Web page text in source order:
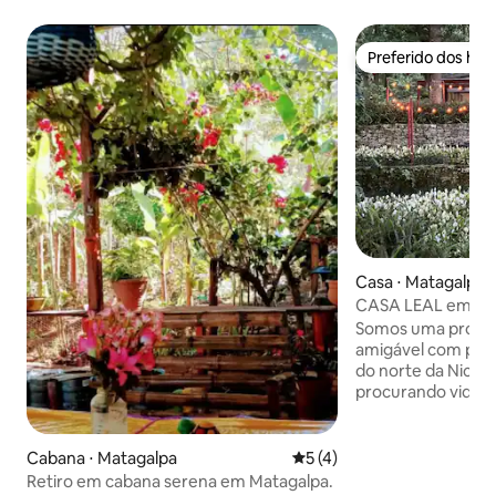
Cabana ⋅ Matagalpa 5 de uma avaliação média
5 (4)
Retiro em cabana serena em Matagalpa.
Preferido dos
Preferido dos
Casa ⋅ Matagalpa
CASA LEAL em
Somos uma
amigável com
do norte da
procurando vida